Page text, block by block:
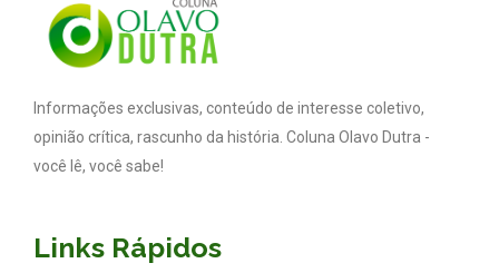
Informações exclusivas, conteúdo de interesse coletivo,
opinião crítica, rascunho da história. Coluna Olavo Dutra -
você lê, você sabe!
Links Rápidos